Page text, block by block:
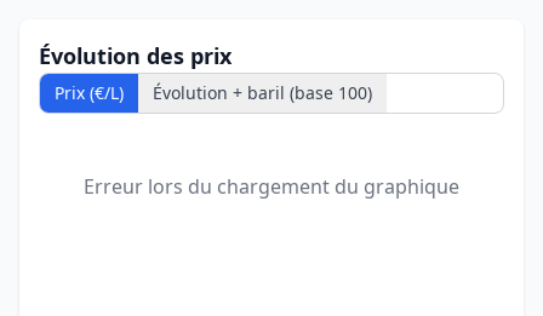
Évolution des prix
Prix (€/L) Évolution + baril (base 100)
Erreur lors du chargement du graphique